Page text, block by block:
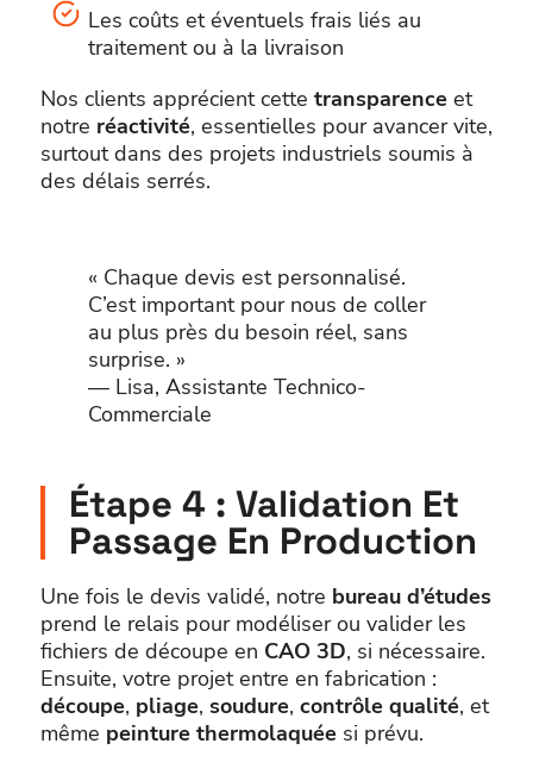
Les coûts et éventuels frais liés au
traitement ou à la livraison
Nos clients apprécient cette transparenceet
notre réactivité, essentielles pour avancer vite,
surtout dans des projets industriels soumis à
des délais serrés.
« Chaque devis est personnalisé.
C’est important pour nous de coller
au plus près du besoin réel, sans
surprise. »
— Lisa, Assistante Technico-
Commerciale
Étape 4 : Validation Et
Passage En Production
Une fois le devis validé, notre bureau d’études
prend le relais pour modéliser ou valider les
fichiers de découpe en CAO 3D, si nécessaire.
Ensuite, votre projet entre en fabrication :
découpe, pliage, soudure, contrôle qualité, et
même peinture thermolaquéesi prévu.